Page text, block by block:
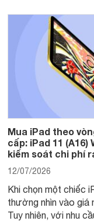
Mua iPad theo
cấp: iPad 11 (A16)
kiểm soát chi phí
12/07/2026
Khi chọn một chiếc
thường nhìn vào
Tuy nhiên, với nhu